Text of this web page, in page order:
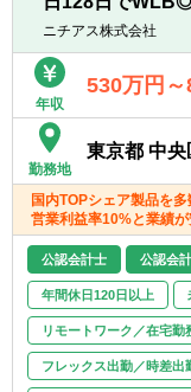
同
国
高
致
汐
「
ま
備
社
れ
こ
フ
・
新
て
ベ
【
・
・
ケ
・
方
て
【
た
【
・
・
・
・
・
【
ニチアス株式会社
年収
530万円～
勤務地
東京都 中
国内TOPシェア製品を
営業利益率10%と業績が
公認会計士 公認会
年間休日120日以上
リモートワーク／在宅勤
フレックス出勤／時差出